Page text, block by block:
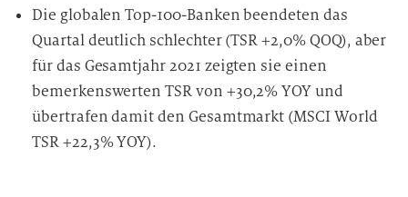
Die globalen Top-100-Banken beendeten das
Quartal deutlich schlechter (TSR +2,0% QOQ), aber
für das Gesamtjahr 2021 zeigten sie einen
bemerkenswerten TSR von +30,2% YOY und
übertrafen damit den Gesamtmarkt (MSCI World
TSR +22,3% YOY).